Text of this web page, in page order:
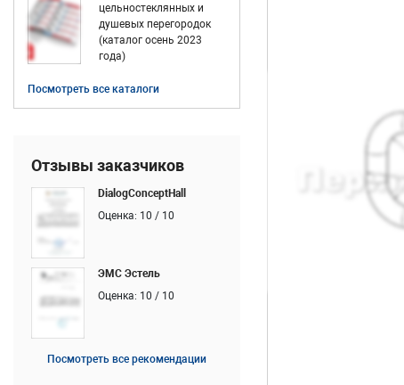
цельностеклянных и
душевых перегородок
(каталог осень 2023
года)
Посмотреть все каталоги
Отзывы заказчиков
DialogConceptHall
Оценка: 10 / 10
ЭМС Эстель
Оценка: 10 / 10
Посмотреть все рекомендации